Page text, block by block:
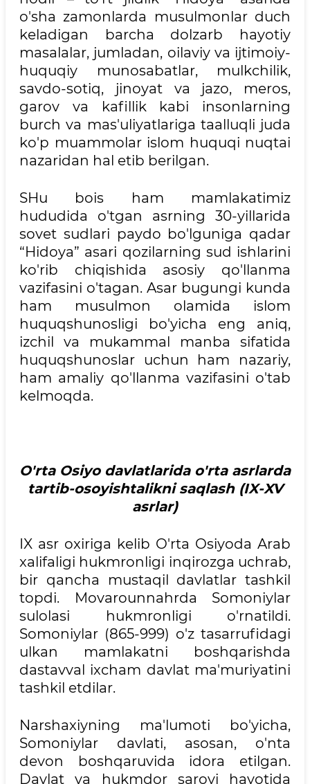
o'sha zamonlarda musulmonlar duch
keladigan barcha dolzarb hayotiy
masalalar, jumladan, oilaviy va ijtimoiy-
huquqiy munosabatlar, mulkchilik,
savdo-sotiq, jinoyat va jazo, meros,
garov va kafillik kabi insonlarning
burch va mas'uliyatlariga taalluqli juda
ko'p muammolar islom huquqi nuqtai
nazaridan hal etib berilgan.
SHu bois ham mamlakatimiz
hududida o'tgan asrning 30-yillarida
sovet sudlari paydo bo'lguniga qadar
“Hidoya” asari qozilarning sud ishlarini
ko'rib chiqishida asosiy qo'llanma
vazifasini o'tagan. Asar bugungi kunda
ham musulmon olamida islom
huquqshunosligi bo'yicha eng aniq,
izchil va mukammal manba sifatida
huquqshunoslar uchun ham nazariy,
ham amaliy qo'llanma vazifasini o'tab
kelmoqda.
O'rta Osiyo davlatlarida o'rta asrlarda
tartib-osoyishtalikni saqlash (IX-XV
asrlar)
IX asr oxiriga kelib O'rta Osiyoda Arab
xalifaligi hukmronligi inqirozga uchrab,
bir qancha mustaqil davlatlar tashkil
topdi. Movarounnahrda Somoniylar
sulolasi hukmronligi o'rnatildi.
Somoniylar (865-999) o'z tasarrufidagi
ulkan mamlakatni boshqarishda
dastavval ixcham davlat ma'muriyatini
tashkil etdilar.
Narshaxiyning ma'lumoti bo'yicha,
Somoniylar davlati, asosan, o'nta
devon boshqaruvida idora etilgan.
Davlat va hukmdor saroyi hayotida